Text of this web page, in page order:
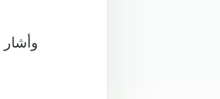
وأشار